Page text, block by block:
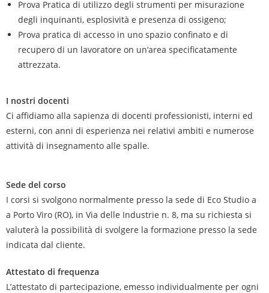
Prova Pratica di utilizzo degli strumenti per misurazione
degli inquinanti, esplosività e presenza di ossigeno;
Prova pratica di accesso in uno spazio confinato e di
recupero di un lavoratore on un’area specificatamente
attrezzata.
I nostri docenti
Ci affidiamo alla sapienza di docenti professionisti, interni ed
esterni, con anni di esperienza nei relativi ambiti e numerose
attività di insegnamento alle spalle.
Sede del corso
I corsi si svolgono normalmente presso la sede di Eco Studio a
a Porto Viro (RO), in Via delle Industrie n. 8, ma su richiesta si
valuterà la possibilità di svolgere la formazione presso la sede
indicata dal cliente.
Attestato di frequenza
L’attestato di partecipazione, emesso individualmente per ogni